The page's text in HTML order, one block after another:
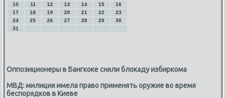
10
11 12 13 14 15
16
17
18 19 20 21 22
23
24
25 26 27 28 29
30
31
Оппозиционеры в Бангкоке сняли блокаду избиркома
МВД: милиция имела право применять оружие во время
беспорядков в Киеве